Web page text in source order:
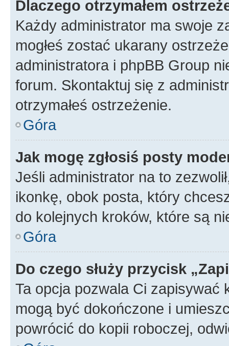
Dlaczego otrzymałem
Każdy administrator ma swoje
mogłeś zostać ukarany
administratora i phpBB Group
forum. Skontaktuj się z
otrzymałeś ostrzeżenie.
Góra
Jak mogę zgłosiś posty
Jeśli administrator na to
ikonkę, obok posta, który
do kolejnych kroków, które są
Góra
Do czego służy przycisk
Ta opcja pozwala Ci zapisywać
mogą być dokończone i
powrócić do kopii roboczej,